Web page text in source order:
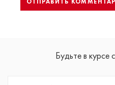
Будьте в курсе